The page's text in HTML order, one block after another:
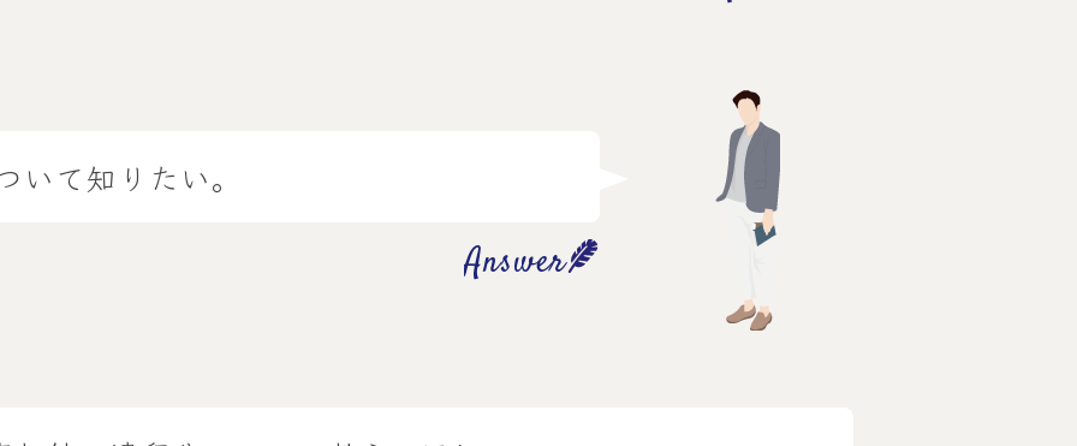
Answer
て知りたい。